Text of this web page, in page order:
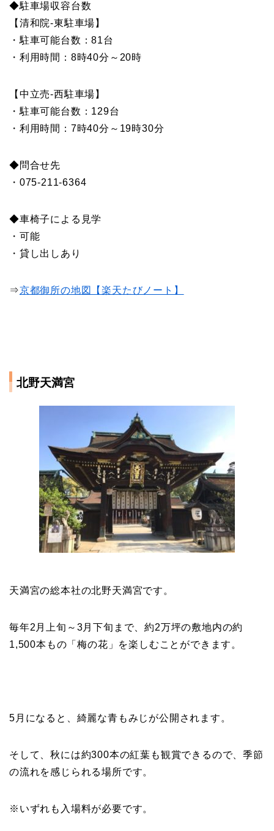
◆駐車場収容台数
【清和院-東駐車場】
・駐車可能台数：81台
・利用時間：8時40分～20時
【中立売-西駐車場】
・駐車可能台数：129台
・利用時間：7時40分～19時30分
◆問合せ先
・075-211-6364
◆車椅子による見学
・可能
・貸し出しあり
⇒京都御所の地図【楽天たびノート】
北野天満宮
天満宮の総本社の北野天満宮です。
毎年2月上旬～3月下旬まで、約2万坪の敷地内の約
1,500本もの「梅の花」を楽しむことができます。
5月になると、綺麗な青もみじが公開されます。
そして、秋には約300本の紅葉も観賞できるので、季節
の流れを感じられる場所です。
※いずれも入場料が必要です。